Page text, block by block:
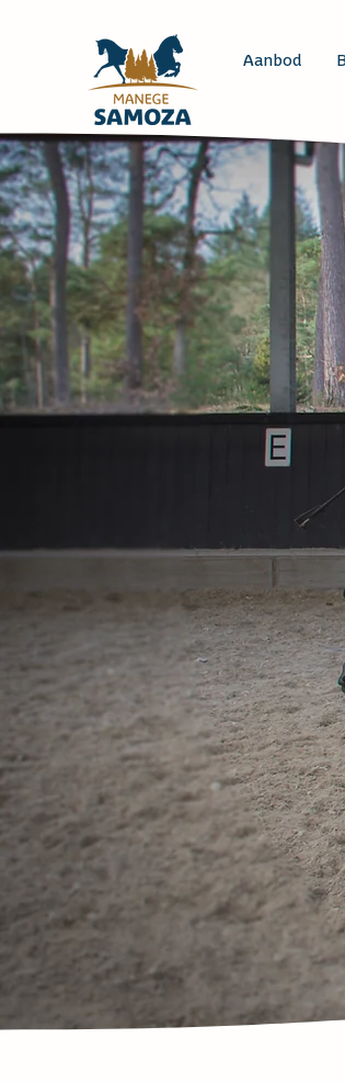
Aanbod